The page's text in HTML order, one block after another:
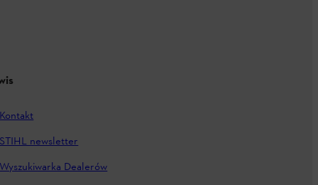
Kontakt
STIHL newsletter
Wyszukiwarka Dealerów